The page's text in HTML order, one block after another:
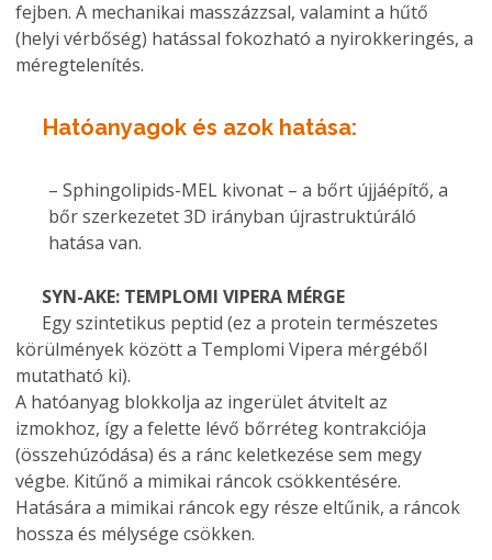
fejben. A mechanikai masszázzsal, valamint a hűtő
(helyi vérbőség) hatással fokozható a nyirokkeringés, a
méregtelenítés.
Hatóanyagok és azok hatása:
– Sphingolipids-MEL kivonat – a bőrt újjáépítő, a
bőr szerkezetet 3D irányban újrastruktúráló
hatása van.
SYN-AKE: TEMPLOMI VIPERA MÉRGE
Egy szintetikus peptid (ez a protein természetes
körülmények között a Templomi Vipera mérgéből
mutatható ki).
A hatóanyag blokkolja az ingerület átvitelt az
izmokhoz, így a felette lévő bőrréteg kontrakciója
(összehúzódása) és a ránc keletkezése sem megy
végbe. Kitűnő a mimikai ráncok csökkentésére.
Hatására a mimikai ráncok egy része eltűnik, a ráncok
hossza és mélysége csökken.